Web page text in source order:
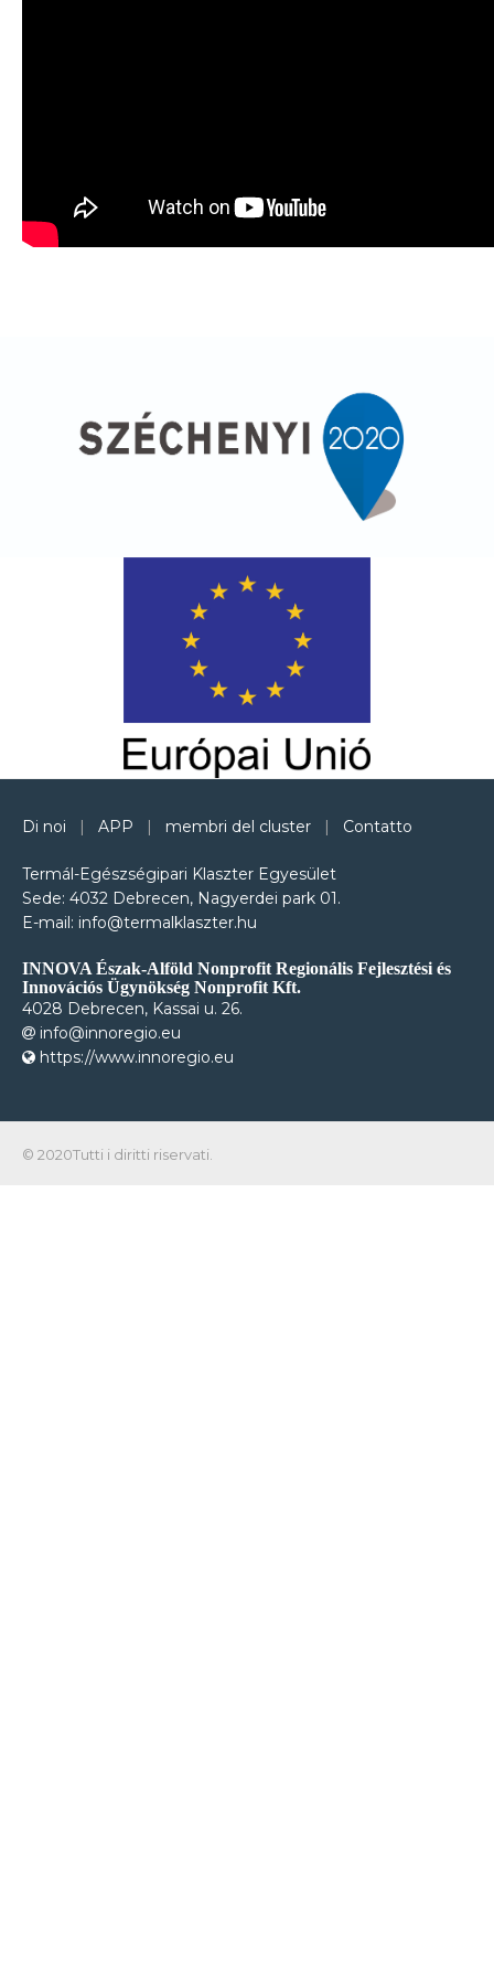
Di noi APP membri del cluster Contatto
Termál-Egészségipari Klaszter Egyesület
Sede: 4032 Debrecen, Nagyerdei park 01.
E-mail: info@termalklaszter.hu
INNOVA Észak-Alföld Nonprofit Regionális Fejlesztési és
Innovációs Ügynökség Nonprofit Kft.
4028 Debrecen, Kassai u. 26.
info@innoregio.eu
https://www.innoregio.eu
© 2020Tutti i diritti riservati.